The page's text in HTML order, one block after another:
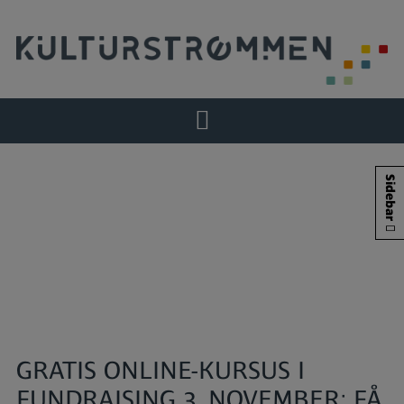
indholdet
GRATIS ONLINE-KURSUS I
Sidebar